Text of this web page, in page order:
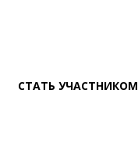
СТАТЬ УЧАСТНИКОМ